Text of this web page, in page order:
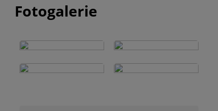
Fotogalerie